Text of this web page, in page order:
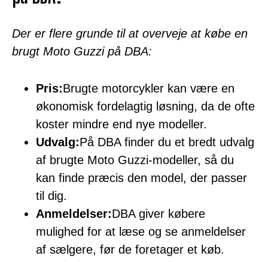
Der er flere grunde til at overveje at købe en
brugt Moto Guzzi på DBA:
Pris:Brugte motorcykler kan være en
økonomisk fordelagtig løsning, da de ofte
koster mindre end nye modeller.
Udvalg:På DBA finder du et bredt udvalg
af brugte Moto Guzzi-modeller, så du
kan finde præcis den model, der passer
til dig.
Anmeldelser:DBA giver købere
mulighed for at læse og se anmeldelser
af sælgere, før de foretager et køb.